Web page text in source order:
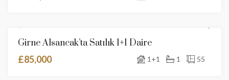
Girne Alsancak’ta Satılık 1+1 Daire
£85,000
1+1 1 55